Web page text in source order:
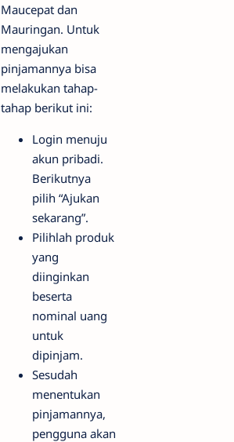
Maucepat dan
Mauringan. Untuk
mengajukan
pinjamannya bisa
melakukan tahap-
tahap berikut ini:
Login menuju
akun pribadi.
Berikutnya
pilih “Ajukan
sekarang”.
Pilihlah produk
yang
diinginkan
beserta
nominal uang
untuk
dipinjam.
Sesudah
menentukan
pinjamannya,
pengguna akan